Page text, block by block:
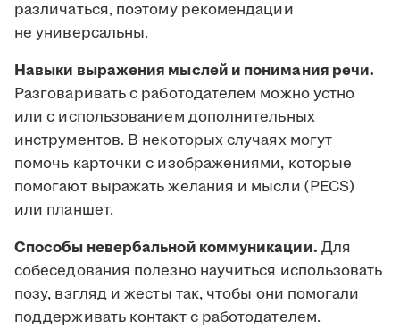
различаться, поэтому рекомендации
не универсальны.
Навыки выражения мыслей и понимания речи.
Разговаривать с работодателем можно устно
или с использованием дополнительных
инструментов. В некоторых случаях могут
помочь карточки с изображениями, которые
помогают выражать желания и мысли (PECS)
или планшет.
Способы невербальной коммуникации. Для
собеседования полезно научиться использовать
позу, взгляд и жесты так, чтобы они помогали
поддерживать контакт с работодателем.